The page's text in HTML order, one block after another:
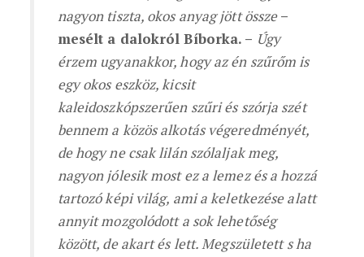
nagyon tiszta, okos anyag jött össze–
mesélt a dalokról Bíborka. – Úgy
érzem ugyanakkor, hogy az én szűrőm is
egy okos eszköz, kicsit
kaleidoszkópszerűen szűri és szórja szét
bennem a közös alkotás végeredményét,
de hogy ne csak lilán szólaljak meg,
nagyon jólesik most ez a lemez és a hozzá
tartozó képi világ, ami a keletkezése alatt
annyit mozgolódott a sok lehetőség
között, de akart és lett. Megszületett s ha